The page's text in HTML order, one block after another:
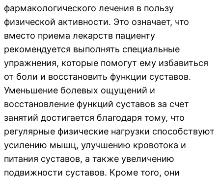
фармакологического лечения в пользу
физической активности. Это означает, что
вместо приема лекарств пациенту
рекомендуется выполнять специальные
упражнения, которые помогут ему избавиться
от боли и восстановить функции суставов.
Уменьшение болевых ощущений и
восстановление функций суставов за счет
занятий достигается благодаря тому, что
регулярные физические нагрузки способствуют
усилению мышц, улучшению кровотока и
питания суставов, а также увеличению
подвижности суставов. Кроме того, они